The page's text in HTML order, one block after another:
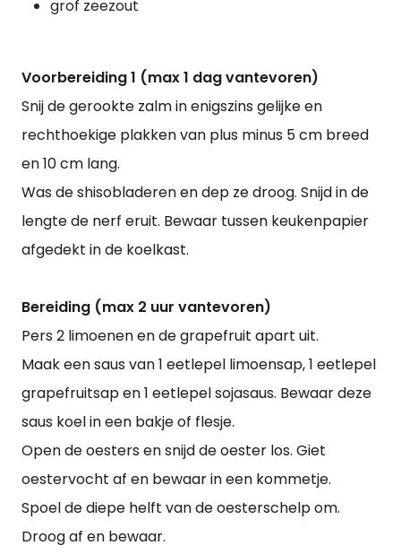
grof zeezout
Voorbereiding 1 (max 1 dag vantevoren)
Snij de gerookte zalm in enigszins gelijke en
rechthoekige plakken van plus minus 5 cm breed
en 10 cm lang.
Was de shisobladeren en dep ze droog. Snijd in de
lengte de nerf eruit. Bewaar tussen keukenpapier
afgedekt in de koelkast.
Bereiding (max 2 uur vantevoren)
Pers 2 limoenen en de grapefruit apart uit.
Maak een saus van 1 eetlepel limoensap, 1 eetlepel
grapefruitsap en 1 eetlepel sojasaus. Bewaar deze
saus koel in een bakje of flesje.
Open de oesters en snijd de oester los. Giet
oestervocht af en bewaar in een kommetje.
Spoel de diepe helft van de oesterschelp om.
Droog af en bewaar.